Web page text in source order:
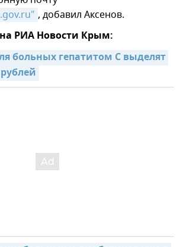
, добавил Аксенов.
РИА Новости Крым:
больных гепатитом С выделят